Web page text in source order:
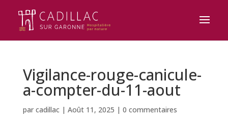
Vigilance-rouge-canicule-
a-compter-du-11-aout
par cadillac| Août 11, 2025 | 0 commentaires